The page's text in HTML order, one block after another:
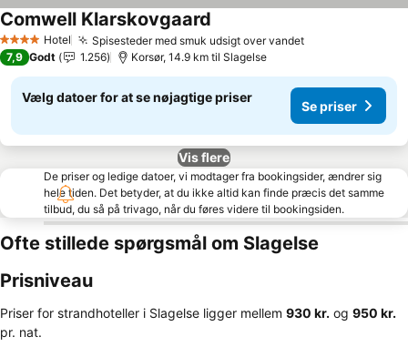
4 StjernerHotel Spisesteder med smuk udsigt over vandet
Comwell Klarskovgaard
7,9 Godt 1.256 Korsør, 14.9 km til Slagelse
Vælg datoer for at se nøjagtige priser
Se priser
Vis flere
De priser og ledige datoer, vi modtager fra bookingsider, ændrer sig
hele tiden. Det betyder, at du ikke altid kan finde præcis det samme
tilbud, du så på trivago, når du føres videre til bookingsiden.
Ofte stillede spørgsmål om Slagelse
Prisniveau
Priser for strandhoteller i Slagelse ligger mellem ‎930 kr. og ‎950 kr.
pr. nat.